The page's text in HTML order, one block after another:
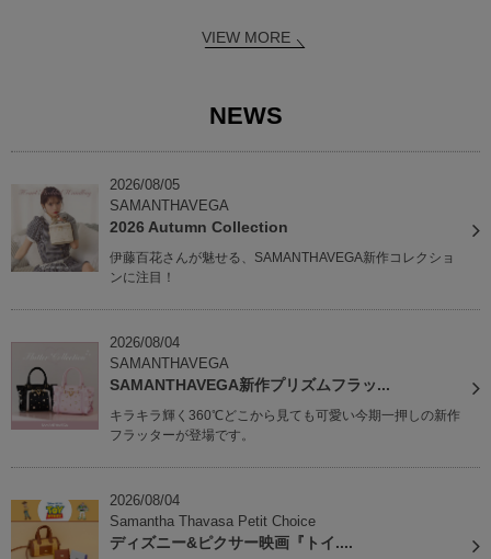
VIEW MORE
NEWS
2026/08/05
SAMANTHAVEGA
2026 Autumn Collection
伊藤百花さんが魅せる、SAMANTHAVEGA新作コレクショ
ンに注目！
2026/08/04
SAMANTHAVEGA
SAMANTHAVEGA新作プリズムフラッ...
キラキラ輝く360℃どこから見ても可愛い今期一押しの新作
フラッターが登場です。
2026/08/04
Samantha Thavasa Petit Choice
ディズニー&ピクサー映画『トイ....